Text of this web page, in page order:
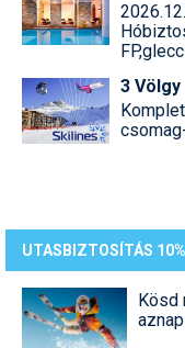
3 Völgy
UTASBIZTOSÍTÁS
Kösd